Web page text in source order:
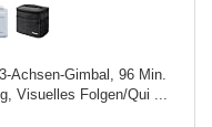
Achsen-Gimbal, 96 Min.
Visuelles Folgen/Qui ...